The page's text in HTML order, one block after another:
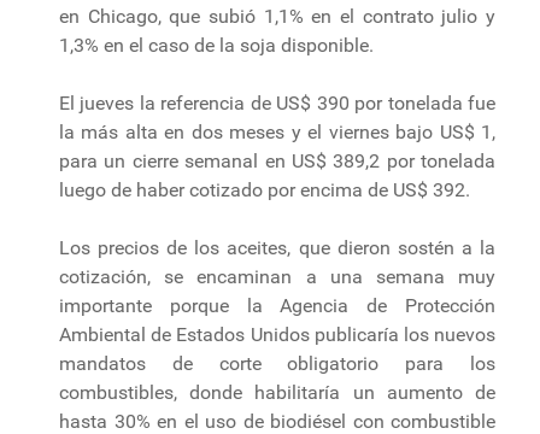
en Chicago, que subió 1,1% en el contrato julio y
1,3% en el caso de la soja disponible.
El jueves la referencia de US$ 390 por tonelada fue
la más alta en dos meses y el viernes bajo US$ 1,
para un cierre semanal en US$ 389,2 por tonelada
luego de haber cotizado por encima de US$ 392.
Los precios de los aceites, que dieron sostén a la
cotización, se encaminan a una semana muy
importante porque la Agencia de Protección
Ambiental de Estados Unidos publicaría los nuevos
mandatos de corte obligatorio para los
combustibles, donde habilitaría un aumento de
hasta 30% en el uso de biodiésel con combustible